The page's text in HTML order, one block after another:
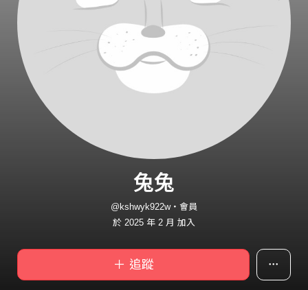
兔兔
@kshwyk922w・會員
於 2025 年 2 月 加入
＋ 追蹤